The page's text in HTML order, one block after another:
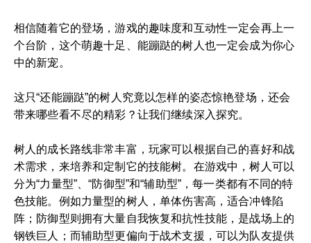
相信随着它的登场，游戏的趣味度和互动性一定会再上一
个台阶，这个萌趣十足、能蹦跶的树人也一定会成为你心
中的新宠。
这只“还能蹦跶”的树人究竟以怎样的姿态惊艳登场，还会
带来哪些看不尽的精彩？让我们继续深入探究。
树人的成长路线非常丰富，玩家可以根据自己的喜好和战
术需求，来培养和定制它的技能树。在游戏中，树人可以
分为“力量型”、“防御型”和“辅助型”，每一类都有不同的特
色技能。例如力量型的树人，单体伤害高，适合冲锋陷
阵；防御型则拥有大量自我恢复和抗性技能，是战场上的
钢铁巨人；而辅助型更偏向于战术支援，可以为队友提供